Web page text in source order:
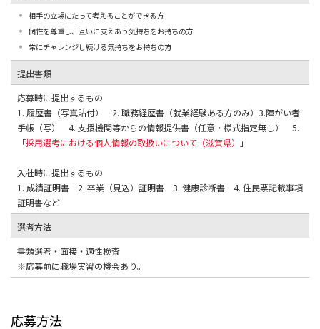
相手の立場にたって考えることができる方
個性を尊重し、互いに支えあう気持ちをお持ちの方
常にチャレンジし続ける気持ちをお持ちの方
提出書類
応募時に提出するもの
1. 履歴書（写真貼付） 2. 職務経歴書（就業経験ある方のみ）3.障がい者
手帳（写） 4. 支援機関等からの情報提供書（任意・様式指定無し） 5.
「採用選考における個人情報の取扱いについて（滋賀県） 」
入社時に提出するもの
1. 成績証明書 2. 卒業（見込）証明書 3. 健康診断書 4. 住民票記載事項
証明書など
選考方法
書類選考・面接・適性検査
※応募前に職場実習の機会あり。
応募方法